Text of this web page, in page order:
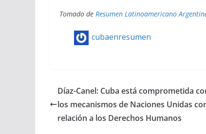
Tomado de Resumen Latinoamericano
cubaenresumen
Díaz-Canel: Cuba está comprometida
los mecanismos de Naciones Unidas
relación a los Derechos Humanos